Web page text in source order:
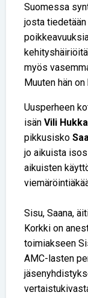
Suomessa
josta
myös
Muuten hän
Uusperheen
isän Vili
pikkusisko
jo aikuista
aikuisten
Sisu, Saana,
Korkki on
toimiakseen
AMC-lasten